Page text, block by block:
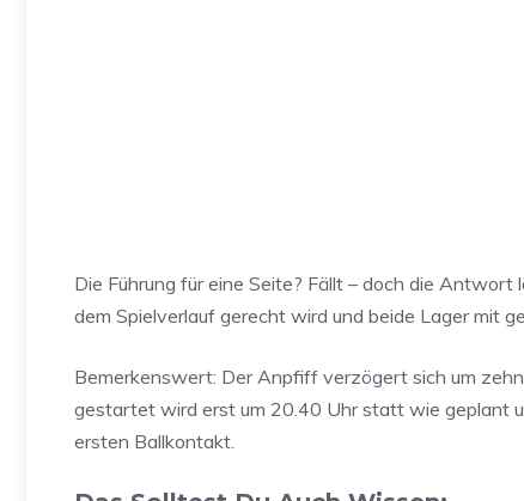
Die Führung für eine Seite? Fällt – doch die
dem Spielverlauf gerecht wird und beide Lager mit
Bemerkenswert: Der Anpfiff verzögert sich um
gestartet wird erst um 20.40 Uhr statt wie geplant
ersten Ballkontakt.